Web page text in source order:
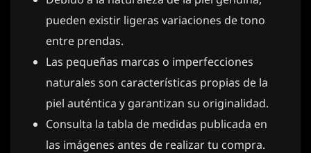
pueden existir ligeras variaciones de tono
entre prendas.
Las pequeñas marcas o imperfecciones
naturales son características propias de la
piel auténtica y garantizan su originalidad.
Consulta la tabla de medidas publicada en
las imágenes antes de realizar tu compra.